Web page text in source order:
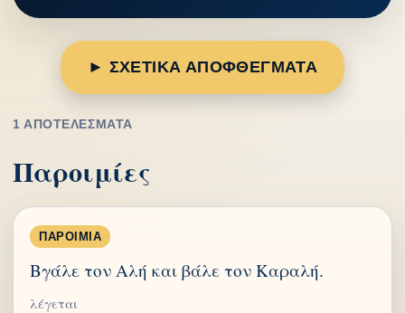
► ΣΧΕΤΙΚΑ ΑΠΟΦΘΕΓΜΑΤΑ
1 ΑΠΟΤΕΛΈΣΜΑΤΑ
Παροιμίες
ΠΑΡΟΙΜΊΑ
Βγάλε τον Αλή και βάλε τον Καραλή.
λέγεται